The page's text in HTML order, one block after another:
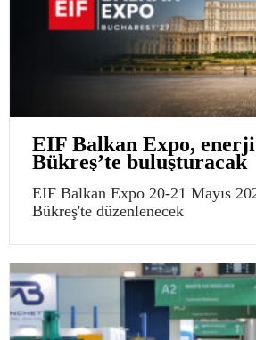
EIF Balkan Expo,
Bükreş’te buluşturacak
EIF Balkan Expo 20-21 Mayıs
Bükreş'te düzenlenecek